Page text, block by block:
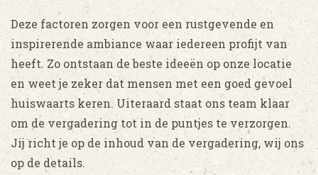
Deze factoren zorgen voor een rustgevende en
inspirerende ambiance waar iedereen profijt van
heeft. Zo ontstaan de beste ideeën op onze locatie
en weet je zeker dat mensen met een goed gevoel
huiswaarts keren. Uiteraard staat ons team klaar
om de vergadering tot in de puntjes te verzorgen.
Jij richt je op de inhoud van de vergadering, wij ons
op de details.